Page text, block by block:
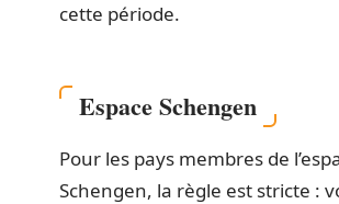
cette période.
Espace Schengen
Pour les pays membres de
Schengen, la règle est stricte :